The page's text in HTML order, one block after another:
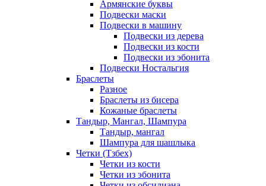
Армянские буквы
Подвески маски
Подвески в машину
Подвески из дерева
Подвески из кости
Подвески из эбонита
Подвески Ностальгия
Браслеты
Разное
Браслеты из бисера
Кожаные браслеты
Тандыр, Мангал, Шампура
Тандыр, мангал
Шампура для шашлыка
Четки (Тзбех)
Четки из кости
Четки из эбонита